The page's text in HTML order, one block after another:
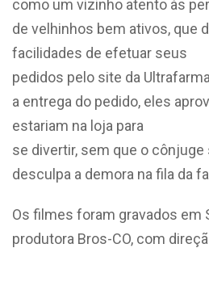
como um vizinho atento às
de velhinhos bem ativos, que
facilidades de efetuar seus
pedidos pelo site da
a entrega do pedido, eles
estariam na loja para
se divertir, sem que o
desculpa a demora na fila da
Os filmes foram gravados em
produtora Bros-CO, com